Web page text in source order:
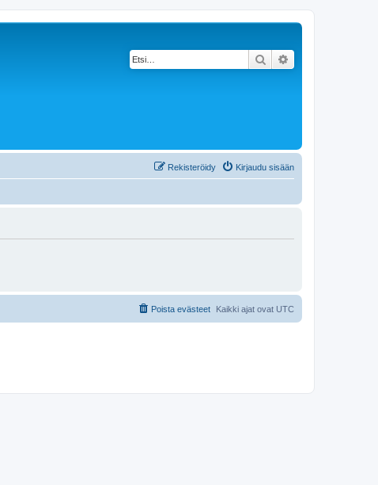
Etsi
Kirjaudu sisään
Rekisteröidy
Kaikki ajat ovat UTC
Poista evästeet